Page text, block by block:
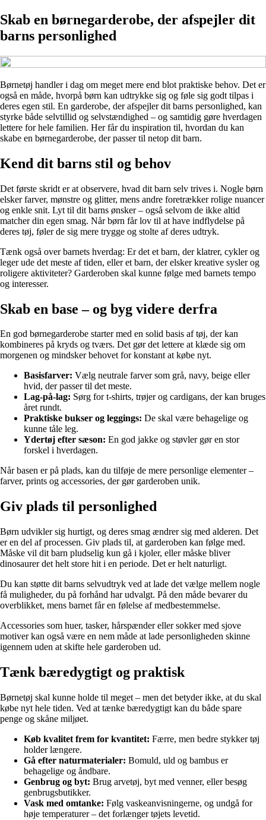
Skab en børnegarderobe, der afspejler dit
barns personlighed
Børnetøj handler i dag om meget mere end blot praktiske behov. Det er
også en måde, hvorpå børn kan udtrykke sig og føle sig godt tilpas i
deres egen stil. En garderobe, der afspejler dit barns personlighed, kan
styrke både selvtillid og selvstændighed – og samtidig gøre hverdagen
lettere for hele familien. Her får du inspiration til, hvordan du kan
skabe en børnegarderobe, der passer til netop dit barn.
Kend dit barns stil og behov
Det første skridt er at observere, hvad dit barn selv trives i. Nogle børn
elsker farver, mønstre og glitter, mens andre foretrækker rolige nuancer
og enkle snit. Lyt til dit barns ønsker – også selvom de ikke altid
matcher din egen smag. Når børn får lov til at have indflydelse på
deres tøj, føler de sig mere trygge og stolte af deres udtryk.
Tænk også over barnets hverdag: Er det et barn, der klatrer, cykler og
leger ude det meste af tiden, eller et barn, der elsker kreative sysler og
roligere aktiviteter? Garderoben skal kunne følge med barnets tempo
og interesser.
Skab en base – og byg videre derfra
En god børnegarderobe starter med en solid basis af tøj, der kan
kombineres på kryds og tværs. Det gør det lettere at klæde sig om
morgenen og mindsker behovet for konstant at købe nyt.
Basisfarver: Vælg neutrale farver som grå, navy, beige eller
hvid, der passer til det meste.
Lag-på-lag: Sørg for t-shirts, trøjer og cardigans, der kan bruges
året rundt.
Praktiske bukser og leggings: De skal være behagelige og
kunne tåle leg.
Ydertøj efter sæson: En god jakke og støvler gør en stor
forskel i hverdagen.
Når basen er på plads, kan du tilføje de mere personlige elementer –
farver, prints og accessories, der gør garderoben unik.
Giv plads til personlighed
Børn udvikler sig hurtigt, og deres smag ændrer sig med alderen. Det
er en del af processen. Giv plads til, at garderoben kan følge med.
Måske vil dit barn pludselig kun gå i kjoler, eller måske bliver
dinosaurer det helt store hit i en periode. Det er helt naturligt.
Du kan støtte dit barns selvudtryk ved at lade det vælge mellem nogle
få muligheder, du på forhånd har udvalgt. På den måde bevarer du
overblikket, mens barnet får en følelse af medbestemmelse.
Accessories som huer, tasker, hårspænder eller sokker med sjove
motiver kan også være en nem måde at lade personligheden skinne
igennem uden at skifte hele garderoben ud.
Tænk bæredygtigt og praktisk
Børnetøj skal kunne holde til meget – men det betyder ikke, at du skal
købe nyt hele tiden. Ved at tænke bæredygtigt kan du både spare
penge og skåne miljøet.
Køb kvalitet frem for kvantitet: Færre, men bedre stykker tøj
holder længere.
Gå efter naturmaterialer: Bomuld, uld og bambus er
behagelige og åndbare.
Genbrug og byt: Brug arvetøj, byt med venner, eller besøg
genbrugsbutikker.
Vask med omtanke: Følg vaskeanvisningerne, og undgå for
høje temperaturer – det forlænger tøjets levetid.